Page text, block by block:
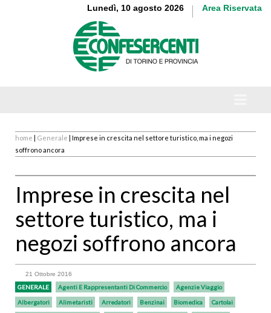
Lunedì, 10 agosto 2026 Area Riservata
home | Generale | Imprese in crescita nel settore turistico, ma i negozi
soffrono ancora
Imprese in crescita nel
settore turistico, ma i
negozi soffrono ancora
21 Ottobre 2016
GENERALE Agenti E Rappresentanti Di Commercio Agenzie Viaggio
Albergatori Alimetaristi Arredatori Benzinai Biomedica Cartolai